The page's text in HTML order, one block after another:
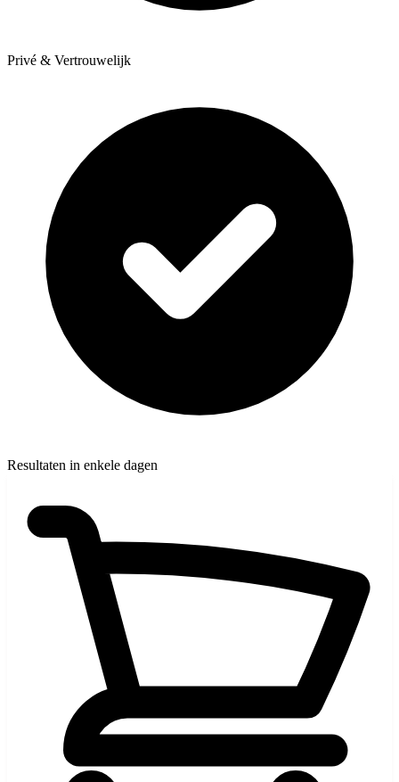
Privé & Vertrouwelijk
Resultaten in enkele dagen